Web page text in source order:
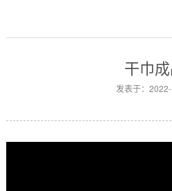
干巾
发表于：